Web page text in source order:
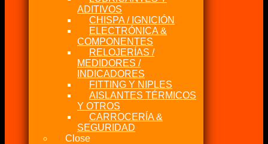
ADITIVOS
CHISPA / IGNICIÓN
ELECTRÓNICA &
COMPONENTES
RELOJERÍAS /
MEDIDORES /
INDICADORES
FITTING Y NIPLES
AISLANTES TÉRMICOS
Y OTROS
CARROCERÍA &
SEGURIDAD
Close